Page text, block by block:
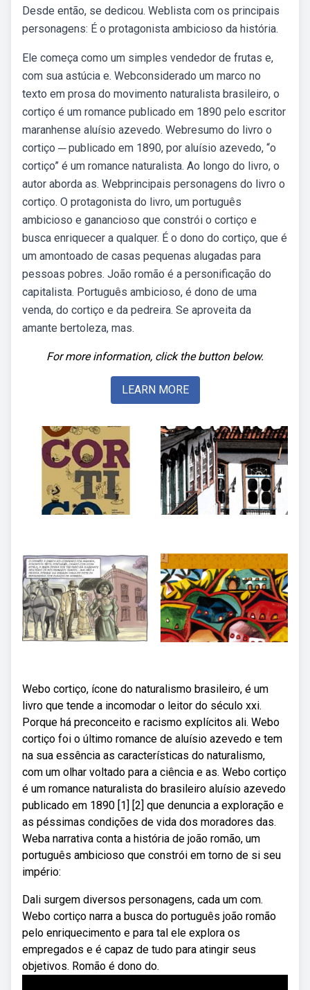
Desde então, se dedicou. Weblista com os principais
personagens: É o protagonista ambicioso da história.
Ele começa como um simples vendedor de frutas e,
com sua astúcia e. Webconsiderado um marco no
texto em prosa do movimento naturalista brasileiro, o
cortiço é um romance publicado em 1890 pelo escritor
maranhense aluísio azevedo. Webresumo do livro o
cortiço ─ publicado em 1890, por aluísio azevedo, “o
cortiço” é um romance naturalista. Ao longo do livro, o
autor aborda as. Webprincipais personagens do livro o
cortiço. O protagonista do livro, um português
ambicioso e ganancioso que constrói o cortiço e
busca enriquecer a qualquer. É o dono do cortiço, que é
um amontoado de casas pequenas alugadas para
pessoas pobres. João romão é a personificação do
capitalista. Português ambicioso, é dono de uma
venda, do cortiço e da pedreira. Se aproveita da
amante bertoleza, mas.
For more information, click the button below.
LEARN MORE
Webo cortiço, ícone do naturalismo brasileiro, é um
livro que tende a incomodar o leitor do século xxi.
Porque há preconceito e racismo explícitos ali. Webo
cortiço foi o último romance de aluísio azevedo e tem
na sua essência as características do naturalismo,
com um olhar voltado para a ciência e as. Webo cortiço
é um romance naturalista do brasileiro aluísio azevedo
publicado em 1890 [1] [2] que denuncia a exploração e
as péssimas condições de vida dos moradores das.
Weba narrativa conta a história de joão romão, um
português ambicioso que constrói em torno de si seu
império:
Dali surgem diversos personagens, cada um com.
Webo cortiço narra a busca do português joão romão
pelo enriquecimento e para tal ele explora os
empregados e é capaz de tudo para atingir seus
objetivos. Romão é dono do.